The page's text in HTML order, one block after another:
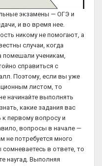
экзамены — ОГЭ и
и во время нее.
никому не помогают, а
случаи, когда
помешали ученикам,
справиться с
Поэтому, если вы уже
листом, то
начинайте выполнять
какие задания вас
первому вопросу и
вопросы в начале —
не потребуется много
в ответе, то
наугад. Выполняя